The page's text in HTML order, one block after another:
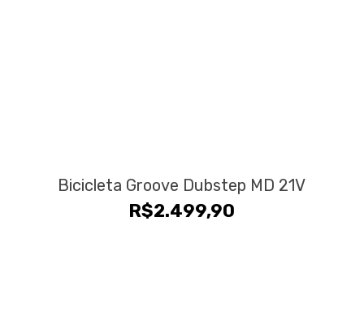
Bicicleta Groove Dubstep MD 21V
R$2.499,90